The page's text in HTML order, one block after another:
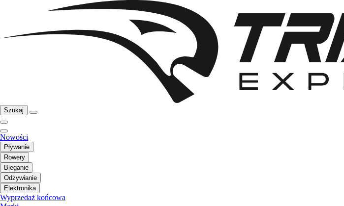
Szukaj
Nowości
Pływanie
Rowery
Bieganie
Odżywianie
Elektronika
Wyprzedaż końcowa